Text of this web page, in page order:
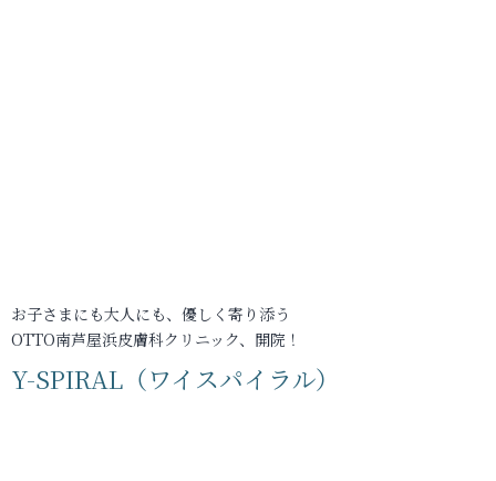
お子さまにも大人にも、優しく寄り添う
OTTO南芦屋浜皮膚科クリニック、開院！
Y-SPIRAL（ワイスパイラル）